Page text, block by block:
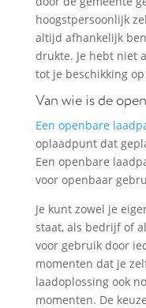
hoogstpersoonlijk
altijd afhankelijk
drukte. Je hebt niet
tot je beschikking
Van wie is de
Een openbare
oplaadpunt dat
Een openbare
voor openbaar
Je kunt zowel je
staat, als bedrijf of
voor gebruik door
momenten dat je
laadoplossing ook
momenten. De